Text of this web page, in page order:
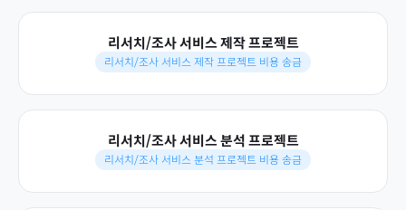
리서치/조사 서비스 제작 프로젝트
리서치/조사 서비스 제작 프로젝트 비용 송금
리서치/조사 서비스 분석 프로젝트
리서치/조사 서비스 분석 프로젝트 비용 송금